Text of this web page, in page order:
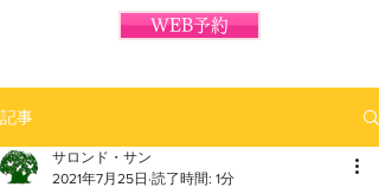
WEB予約
記事
サロンド・サン
2021年7月25日 読了時間: 1分